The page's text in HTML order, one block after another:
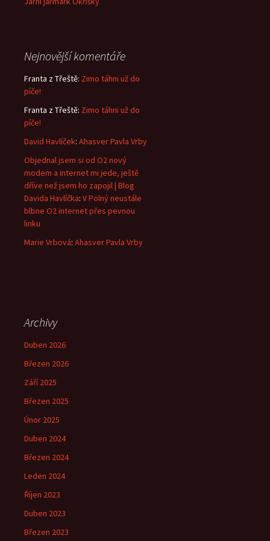
Nejnovější komentáře
Franta z Třeště: Zimo táhni už do
píče!
Franta z Třeště: Zimo táhni už do
píče!
David Havlíček: Ahasver Pavla Vrby
Objednal jsem si od O2 nový
modem a internet mi jede, ještě
dříve než jsem ho zapojil | Blog
Davida Havlíčka: V Polný neustále
blbne O2 internet přes pevnou
linku
Marie Vrbová: Ahasver Pavla Vrby
Archivy
Duben 2026
Březen 2026
Září 2025
Březen 2025
Únor 2025
Duben 2024
Březen 2024
Leden 2024
Říjen 2023
Duben 2023
Březen 2023